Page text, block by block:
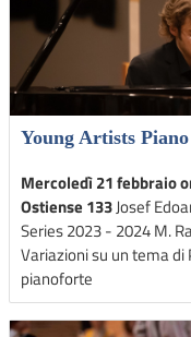
Young Artists
Mercoledì 21 febbraio
Ostiense 133Josef
Series 2023 - 2024 M.
Variazioni su un tema di
pianoforte